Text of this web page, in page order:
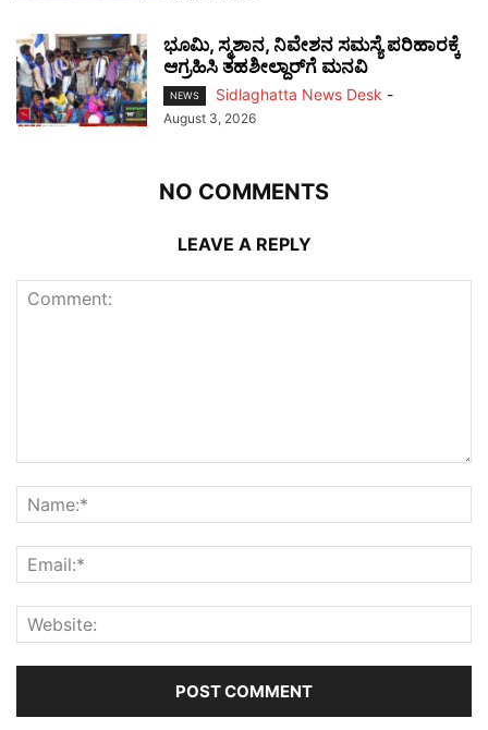
ಭೂಮಿ, ಸ್ಮಶಾನ, ನಿವೇಶನ ಸಮಸ್ಯೆ ಪರಿಹಾರಕ್ಕೆ
ಆಗ್ರಹಿಸಿ ತಹಶೀಲ್ದಾರ್‌ಗೆ ಮನವಿ
NEWS Sidlaghatta News Desk -
August 3, 2026
NO COMMENTS
LEAVE A REPLY